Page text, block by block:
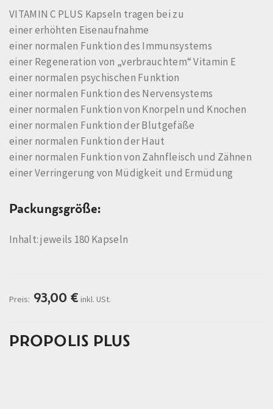
VITAMIN C PLUS Kapseln tragen bei zu
einer erhöhten Eisenaufnahme
einer normalen Funktion des Immunsystems
einer Regeneration von „verbrauchtem“ Vitamin E
einer normalen psychischen Funktion
einer normalen Funktion des Nervensystems
einer normalen Funktion von Knorpeln und Knochen
einer normalen Funktion der Blutgefäße
einer normalen Funktion der Haut
einer normalen Funktion von Zahnfleisch und Zähnen
einer Verringerung von Müdigkeit und Ermüdung
Packungsgröße:
Inhalt: jeweils 180 Kapseln
Preis: 93,00 € inkl. USt.
PROPOLIS PLUS